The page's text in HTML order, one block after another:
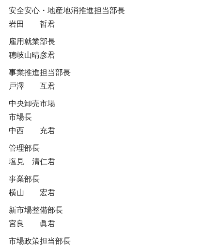
安全安心・地産地消推進担当部長
岩田 哲君
雇用就業部長
穂岐山晴彦君
事業推進担当部長
戸澤 互君
中央卸売市場
市場長
中西 充君
管理部長
塩見 清仁君
事業部長
横山 宏君
新市場整備部長
宮良 眞君
市場政策担当部長